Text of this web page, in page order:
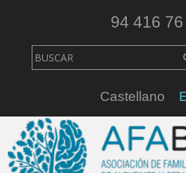
94 416
Castellano